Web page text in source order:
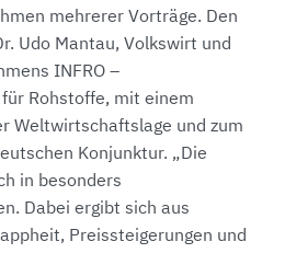
mehrerer Vorträge. Den
Udo Mantau, Volkswirt und
INFRO –
Rohstoffe, mit einem
Weltwirtschaftslage und zum
Konjunktur. „Die
in besonders
Dabei ergibt sich aus
Preissteigerungen und